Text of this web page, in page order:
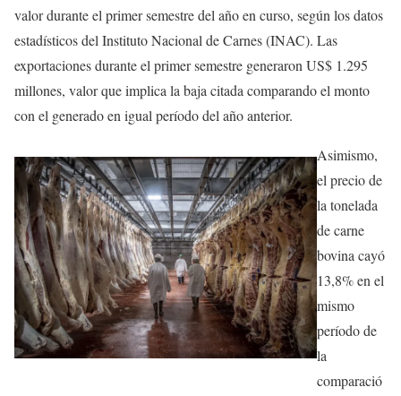
valor durante el primer semestre del año en curso, según los datos
estadísticos del Instituto Nacional de Carnes (INAC). Las
exportaciones durante el primer semestre generaron US$ 1.295
millones, valor que implica la baja citada comparando el monto
con el generado en igual período del año anterior.
Asimismo,
el precio de
la tonelada
de carne
bovina cayó
13,8% en el
mismo
período de
la
comparació